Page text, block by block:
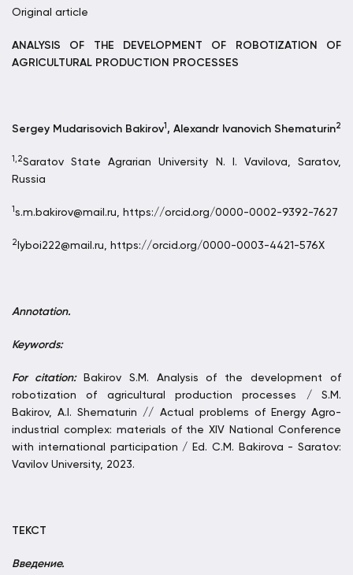
Оriginal article
ANALYSIS OF THE DEVELOPMENT OF ROBOTIZATION OF
AGRICULTURAL PRODUCTION PROCESSES
Sergey Mudarisovich Bakirov1 , Alexandr Ivanovich Shematurin2
1,2Saratov State Agrarian University N. I. Vavilova, Saratov,
Russia
1 s.m.bakirov@mail.ru, https://orcid.org/0000-0002-9392-7627
2 lyboi222@mail.ru, https://orcid.org/0000-0003-4421-576X
Annotation.
Keywords:
For citation:
Bakirov S.M. Analysis of the development of
robotization of agricultural production processes / S.M.
Bakirov, A.I. Shematurin // Actual problems of Energy Agro-
industrial complex: materials of the XIV National Conference
with international participation / Ed. C.M. Bakirova - Saratov:
Vavilov University, 2023.
ТЕКСТ
Введение.